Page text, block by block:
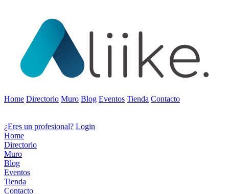
Home Directorio Muro Blog Eventos Tienda Contacto
¿Eres un profesional? Login
Home
Directorio
Muro
Blog
Eventos
Tienda
Contacto